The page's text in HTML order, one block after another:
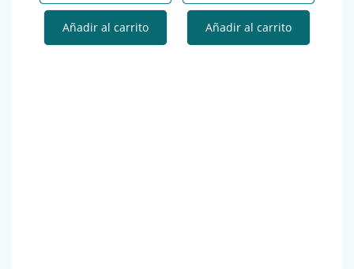
Añadir al carrito Añadir al carrito